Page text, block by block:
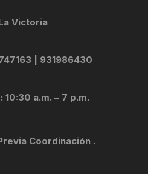
Victoria
| 931986430
a.m. – 7 p.m.
Coordinación .